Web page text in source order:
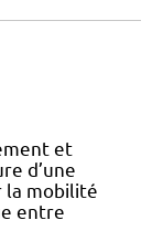
et
d’une
la mobilité
entre